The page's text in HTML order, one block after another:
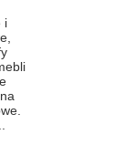
i